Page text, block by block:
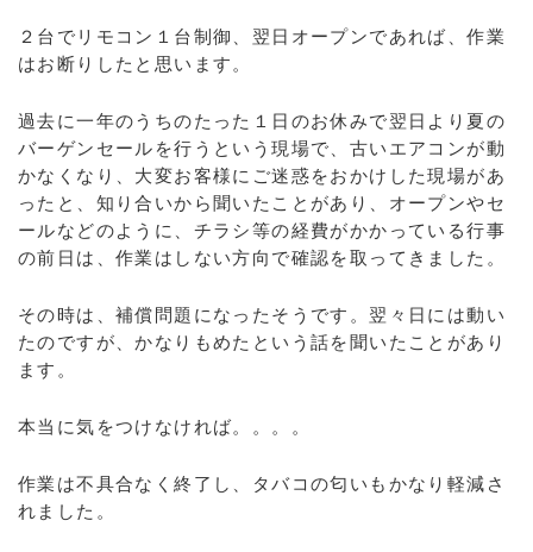
２台でリモコン１台制御、翌日オープンであれば、作業
はお断りしたと思います。
過去に一年のうちのたった１日のお休みで翌日より夏の
バーゲンセールを行うという現場で、古いエアコンが動
かなくなり、大変お客様にご迷惑をおかけした現場があ
ったと、知り合いから聞いたことがあり、オープンやセ
ールなどのように、チラシ等の経費がかかっている行事
の前日は、作業はしない方向で確認を取ってきました。
その時は、補償問題になったそうです。翌々日には動い
たのですが、かなりもめたという話を聞いたことがあり
ます。
本当に気をつけなければ。。。。
作業は不具合なく終了し、タバコの匂いもかなり軽減さ
れました。